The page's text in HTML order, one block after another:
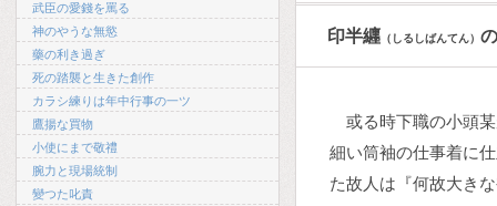
武臣の愛錢を罵る
神のやうな無慾
藥の利き過ぎ
死の踏襲と生きた創作
カラシ練りは年中行事の一ツ
鷹揚な買物
小使にまで敬禮
腕力と現場統制
變つた叱責
印半纒 （しるしばんてん）
或る時下職の小頭
細い筒袖の仕事着に
た故人は『何故大き